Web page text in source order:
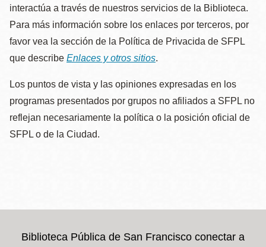
interactúa a través de nuestros servicios de la Biblioteca.
Para más información sobre los enlaces por terceros, por
favor vea la sección de la Política de Privacida de SFPL
que describe Enlaces y otros sitios.
Los puntos de vista y las opiniones expresadas en los
programas presentados por grupos no afiliados a SFPL no
reflejan necesariamente la política o la posición oficial de
SFPL o de la Ciudad.
Biblioteca Pública de San Francisco conectar a